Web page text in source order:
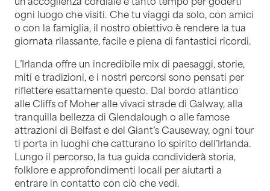
ogni luogo che visiti. Che tu viaggi da solo, con amici
o con la famiglia, il nostro obiettivo è rendere la tua
giornata rilassante, facile e piena di fantastici ricordi.
L’Irlanda offre un incredibile mix di paesaggi, storie,
miti e tradizioni, e i nostri percorsi sono pensati per
riflettere esattamente questo. Dal bordo atlantico
alle Cliffs of Moher alle vivaci strade di Galway, alla
tranquilla bellezza di Glendalough o alle famose
attrazioni di Belfast e del Giant’s Causeway, ogni tour
ti porta in luoghi che catturano lo spirito dell’Irlanda.
Lungo il percorso, la tua guida condividerà storia,
folklore e approfondimenti locali per aiutarti a
entrare in contatto con ciò che vedi.